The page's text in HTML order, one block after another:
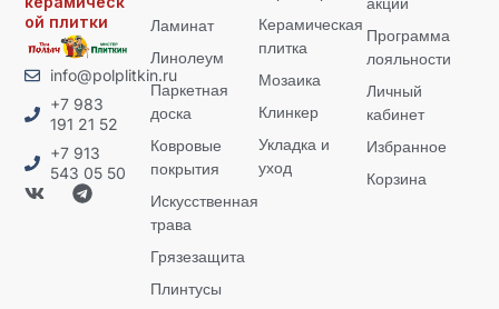
ой плитки
info@polplitkin.ru
+7 983
191 21 52
+7 913
543 05 50
Ламинат
Линолеум
Паркетная
доска
Ковровые
покрытия
Искусственная
трава
Грязезащита
Плинтусы
Керамическая
плитка
Мозаика
Клинкер
Укладка и
уход
Программа
лояльности
Личный
кабинет
Избранное
Корзина